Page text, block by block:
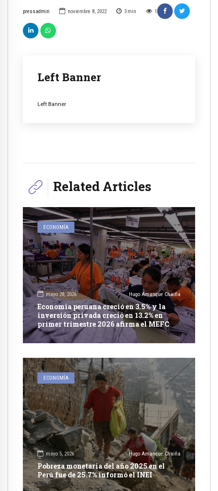
pressadmin noviembre 8, 2022 3 min 1
Left Banner
Left Banner
Related Articles
ECONOMÍA
mayo 28, 2026 Hugo Amanque Chaiña
Economia peruana creció en 3.5% y la
inversión privada creció en 13.2% en
primer trimestre 2026 afirma el MEFC
ECONOMÍA
mayo 5, 2026 Hugo Amanque Chaiña
Pobreza monetaria del año 2025 en el
Perú fue de 25.7% informó el INEI